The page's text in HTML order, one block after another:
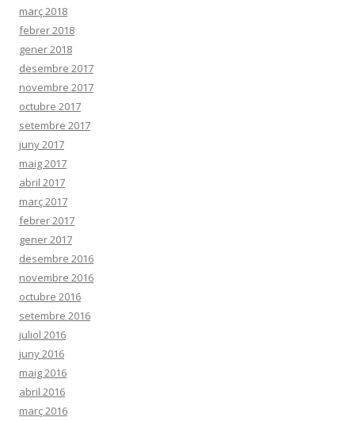
març 2018
febrer 2018
gener 2018
desembre 2017
novembre 2017
octubre 2017
setembre 2017
juny 2017
maig 2017
abril 2017
març 2017
febrer 2017
gener 2017
desembre 2016
novembre 2016
octubre 2016
setembre 2016
juliol 2016
juny 2016
maig 2016
abril 2016
març 2016